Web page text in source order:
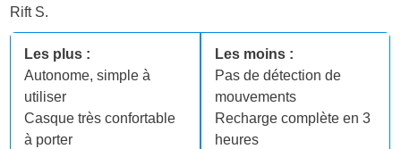
Rift S.
Les plus :
Autonome, simple à
utiliser
Casque très confortable
à porter
Les moins :
Pas de détection de
mouvements
Recharge complète en 3
heures